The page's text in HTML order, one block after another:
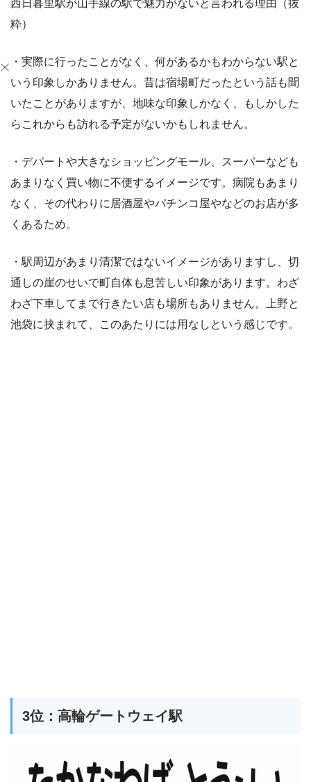
西日暮里駅が山手線の駅で魅力がないと言われる理由（抜
粋）
・実際に行ったことがなく、何があるかもわからない駅と
いう印象しかありません。昔は宿場町だったという話も聞
いたことがありますが、地味な印象しかなく、もしかした
らこれからも訪れる予定がないかもしれません。
・デパートや大きなショッピングモール、スーパーなども
あまりなく買い物に不便するイメージです。病院もあまり
なく、その代わりに居酒屋やパチンコ屋やなどのお店が多
くあるため。
・駅周辺があまり清潔ではないイメージがありますし、切
通しの崖のせいで町自体も息苦しい印象があります。わざ
わざ下車してまで行きたい店も場所もありません。上野と
池袋に挟まれて、このあたりには用なしという感じです。
3位：高輪ゲートウェイ駅